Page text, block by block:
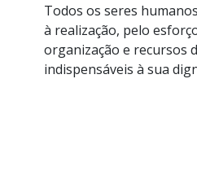
Todos os seres
à realização, pelo
organização e recursos
indispensáveis à sua